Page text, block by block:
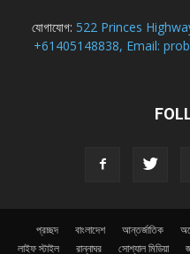
যোগাযোগ: 522 Princes
+61405148838, Email:
প্রচ্ছদ বাংলাদেশ আন্তর্জাতিক
লাইফ স্টাইল
রান্নাঘর সোশ্যাল মিডিয়া